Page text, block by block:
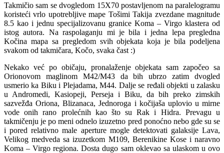
Takmičio sam se dvogledom 15X70 postavljenom na paralelogramu
koristeći vrlo upotrebljive mape Tošimi Takija zvezdane magnitude
8.5 kao i jednu specijalizovanu granice Koma – Virgo klastera od
istog autora. Na raspolaganju mi je bila i jedna lepa pregledna
Kočina mapa sa pregledom svih objekata koja je bila podeljena
svakom od takmičara, Kočo, svaka čast :)
Nekako već po običaju, pronalaženje objekata sam započeo sa
Orionovom maglinom M42/M43 da bih ubrzo zatim dvogled
usmerio ka Biku i Plejadama, M44. Dalje se ređali objekti u zalasku
u Andromedi, Kasiopeji, Perseja i Biku, da bih preko zimskih
sazvežđa Oriona, Blizanaca, Jednoroga i kočijaša uplovio u mirne
vode onih rano prolećnih kao što su Rak i Hidra. Prevagu u
takmičenju je po meni odnelo izuzetno pred ponoćno nebo gde su se
i pored relativno male aperture mogle detektovati galaksije Lava,
Velikog medveda sa izuzetkom M109, Berenikine Kose i naravno
Koma – Virgo regiona. Dosta dugo sam oklevao sa ulaskom u ovo